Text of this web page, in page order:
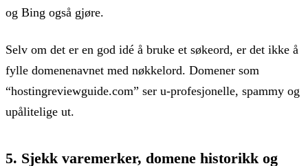
og Bing også gjøre.
Selv om det er en god idé å bruke et søkeord, er det ikke å
fylle domenenavnet med nøkkelord. Domener som
“hostingreviewguide.com” ser u-profesjonelle, spammy og
upålitelige ut.
5. Sjekk varemerker, domene historikk og